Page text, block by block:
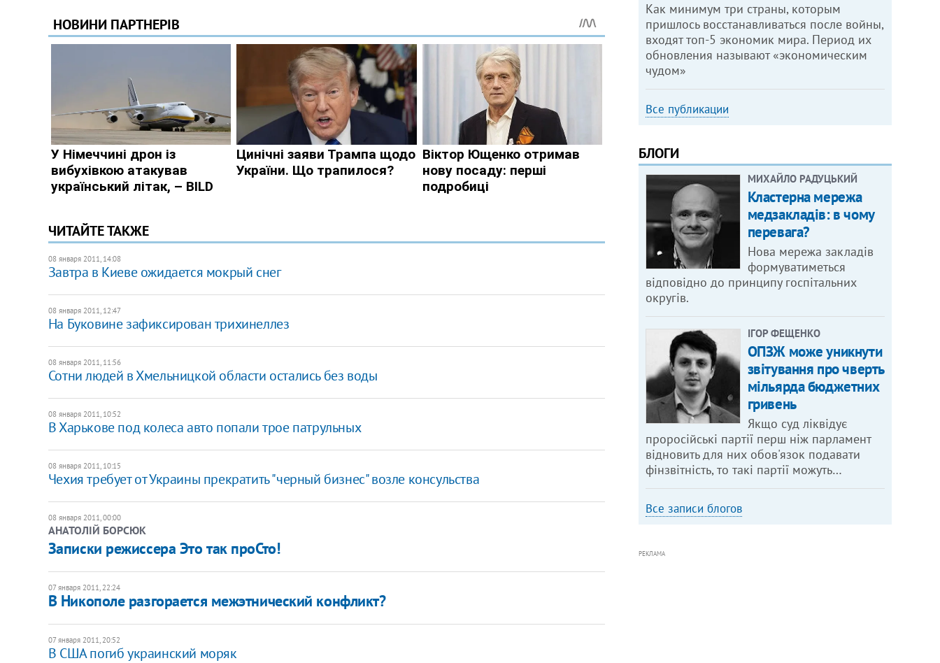
ЧИТАЙТЕ ТАКЖЕ
08 января 2011, 14:08
Завтра в Киеве ожидается мокрый снег
08 января 2011, 12:47
​На Буковине зафиксирован трихинеллез
08 января 2011, 11:56
Сотни людей в Хмельницкой области остались без воды
08 января 2011, 10:52
В Харькове под колеса авто попали трое патрульных
08 января 2011, 10:15
Чехия требует от Украины прекратить "черный бизнес" возле консульства
08 января 2011, 00:00
АНАТОЛІЙ БОРСЮК
Записки режиссера Это так проСто!
07 января 2011, 22:24
В Никополе разгорается межэтнический конфликт?
07 января 2011, 20:52
В США погиб украинский моряк
Как минимум три страны, которым
пришлось восстанавливаться после войны,
входят топ-5 экономик мира. Период их
обновления называют «экономическим
чудом»
Все публикации
БЛОГИ
МИХАЙЛО РАДУЦЬКИЙ
Кластерна мережа
медзакладів: в чому
перевага?
Нова мережа закладів
формуватиметься
відповідно до принципу госпітальних
округів.
ІГОР ФЕЩЕНКО
ОПЗЖ може уникнути
звітування про чверть
мільярда бюджетних
гривень
Якщо суд ліквідує
проросійські партії перш ніж парламент
відновить для них обов'язок подавати
фінзвітність, то такі партії можуть…
Все записи блогов
РЕКЛАМА